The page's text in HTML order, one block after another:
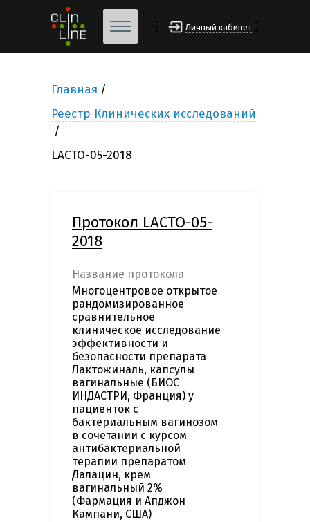
Личный кабинет
Главная
Реестр Клинических исследований
LACTO-05-2018
Протокол LACTO-05-
2018
Название протокола
Многоцентровое открытое
рандомизированное
сравнительное
клиническое исследование
эффективности и
безопасности препарата
Лактожиналь, капсулы
вагинальные (БИОС
ИНДАСТРИ, Франция) у
пациенток с
бактериальным вагинозом
в сочетании с курсом
антибактериальной
терапии препаратом
Далацин, крем
вагинальный 2%
(Фармация и Апджон
Кампани, США)